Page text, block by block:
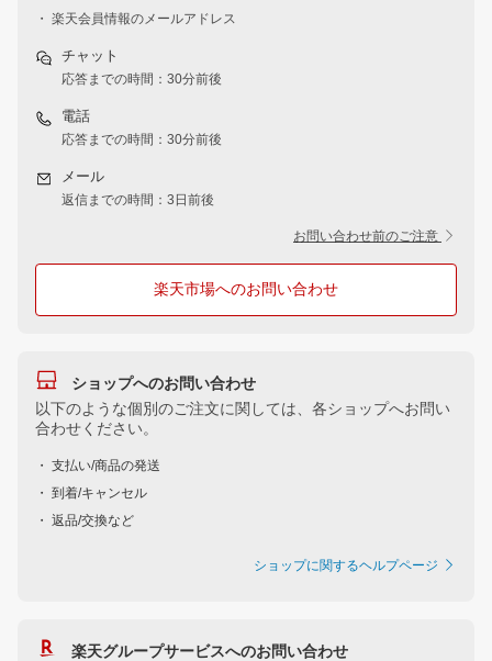
・ 楽天会員情報のメールアドレス
チャット
応答までの時間：30分前後
電話
応答までの時間：30分前後
メール
返信までの時間：3日前後
お問い合わせ前のご注意
楽天市場へのお問い合わせ
ショップへのお問い合わせ
以下のような個別のご注文に関しては、各ショップへお問い
合わせください。
・ 支払い/商品の発送
・ 到着/キャンセル
・ 返品/交換など
ショップに関するヘルプページ
楽天グループサービスへのお問い合わせ